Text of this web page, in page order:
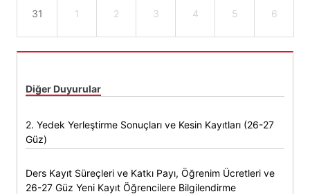
31 1 2 3 4 5 6
Diğer Duyurular
2. Yedek Yerleştirme Sonuçları ve Kesin Kayıtları (26-27
Güz)
Ders Kayıt Süreçleri ve Katkı Payı, Öğrenim Ücretleri ve
26-27 Güz Yeni Kayıt Öğrencilere Bilgilendirme